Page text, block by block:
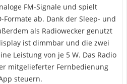
FM-Signale und spielt
ab. Dank der Sleep- und
als Radiowecker genutzt
ist dimmbar und die zwei
Leistung von je 5 W. Das Radio
mitgelieferter Fernbedienung
steuern.